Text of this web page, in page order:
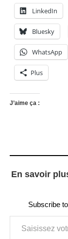
LinkedIn
Bluesky
WhatsApp
Plus
J’aime ça :
En savoir
Subscribe
Saisissez votre adresse e-mail…